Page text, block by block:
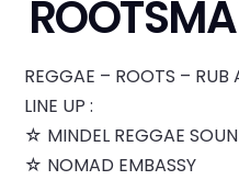
REGGAE – ROOTS – RUB
LINE UP :
☆ MINDEL REGGAE
☆ NOMAD EMBASSY